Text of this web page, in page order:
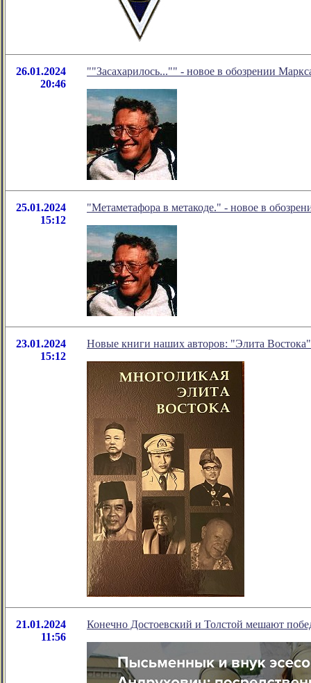
26.01.2024
20:46
""Засахарилось..."" - новое в обозрении
25.01.2024
15:12
"Метаметафора в метакоде." - новое в
23.01.2024
15:12
Новые книги наших авторов: "Элита Востока"
21.01.2024
11:56
Конечно Достоевский и Толстой мешают